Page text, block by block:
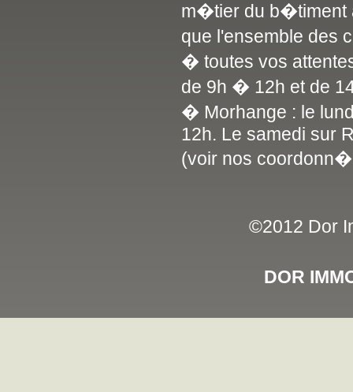
m�tier du b�timent
que l'ensemble des
� toutes vos
de 9h � 12h et de
� Morhange : le
12h. Le samedi sur
(voir nos
©2012 Dor
DOR